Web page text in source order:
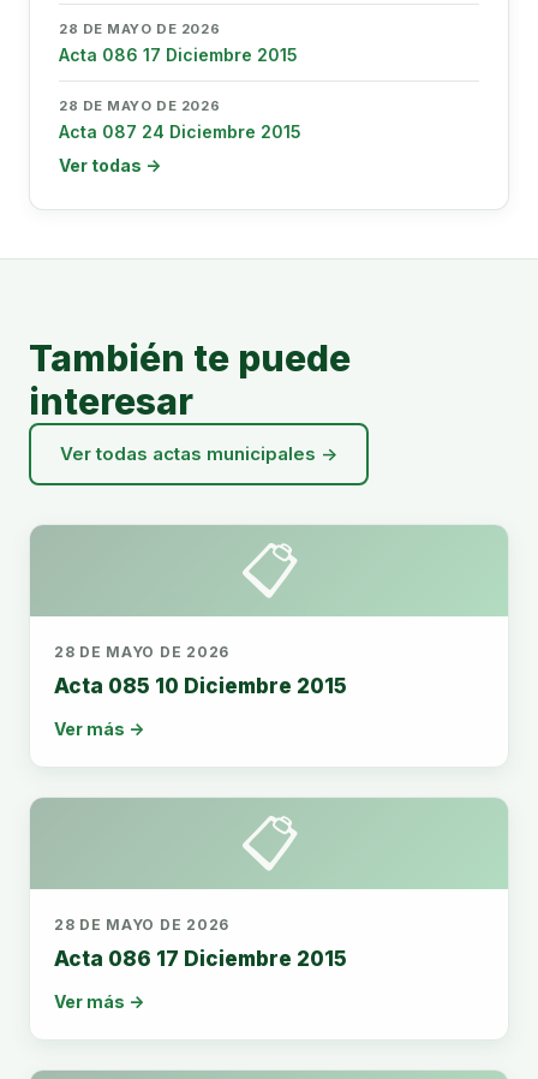
28 DE MAYO DE 2026
Acta 086 17 Diciembre 2015
28 DE MAYO DE 2026
Acta 087 24 Diciembre 2015
Ver todas →
También te puede
interesar
Ver todas actas municipales →
📋
28 DE MAYO DE 2026
Acta 085 10 Diciembre 2015
Ver más →
📋
28 DE MAYO DE 2026
Acta 086 17 Diciembre 2015
Ver más →